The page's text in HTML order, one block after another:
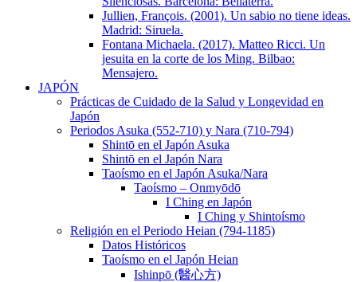
Jullien, François. (2001). Un sabio no tiene ideas.
Madrid: Siruela.
Fontana Michaela. (2017). Matteo Ricci. Un
jesuita en la corte de los Ming. Bilbao:
Mensajero.
JAPÓN
Prácticas de Cuidado de la Salud y Longevidad en
Japón
Periodos Asuka (552-710) y Nara (710-794)
Shintō en el Japón Asuka
Shintō en el Japón Nara
Taoísmo en el Japón Asuka/Nara
Taoísmo – Onmyōdō
I Ching en Japón
I Ching y Shintoísmo
Religión en el Periodo Heian (794-1185)
Datos Históricos
Taoísmo en el Japón Heian
Ishinpō (醫心方)